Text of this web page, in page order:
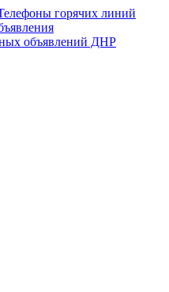
горячих линий